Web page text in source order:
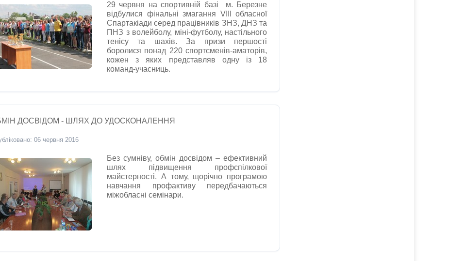
29 червня на спортивній базі м. Березне
відбулися фінальні змагання VIII обласної
Спартакіади серед працівників ЗНЗ, ДНЗ та
ПНЗ з волейболу, міні-футболу, настільного
тенісу та шахів. За призи першості
боролися понад 220 спортсменів-аматорів,
кожен з яких представляв одну із 18
команд-учасниць.
ДОСВІДОМ - ШЛЯХ ДО УДОСКОНАЛЕННЯ
06 червня 2016
Без сумніву, обмін досвідом – ефективний
шлях підвищення профспілкової
майстерності. А тому, щорічно програмою
навчання профактиву передбачаються
міжобласні семінари.